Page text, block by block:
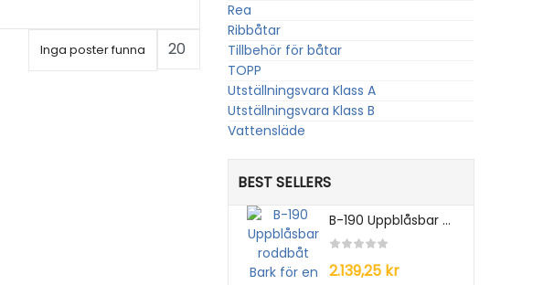
Inga poster funna
Rea
Ribbåtar
Tillbehör för båtar
TOPP
Utställningsvara Klass A
Utställningsvara Klass B
Vattensläde
BEST SELLERS
B-190 Uppblåsbar ...
2.139,25 kr